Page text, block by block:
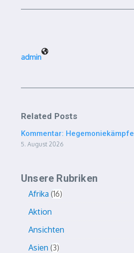
admin
Related Posts
Kommentar: Hegemoniekämpfe
5. August 2026
Unsere Rubriken
Afrika 16
Aktion
Ansichten
Asien 3